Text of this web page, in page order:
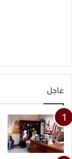
عاجل